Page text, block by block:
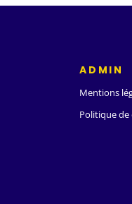
ADMIN
Mentions
Politique